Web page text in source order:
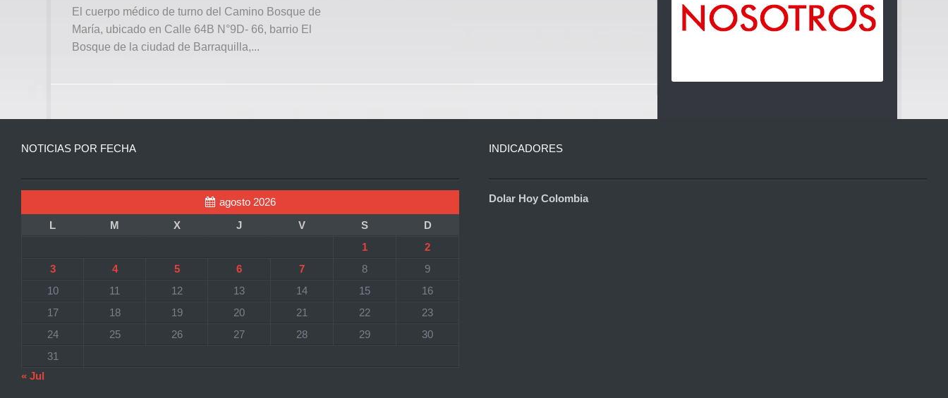
El cuerpo médico de turno del Camino Bosque de
María, ubicado en Calle 64B N°9D- 66, barrio El
Bosque de la ciudad de Barraquilla,...
NOTICIAS POR FECHA
agosto 2026
L
M X J V S
D
1
2
3
4 5 6 7 8
9
10
11 12 13 14 15
16
17
18 19 20 21 22
23
24
25 26 27 28 29
30
31
« Jul
INDICADORES
Dolar Hoy Colombia